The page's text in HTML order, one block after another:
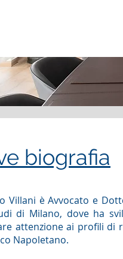
biografia
Villani è Avvocato e
di Milano, dove ha
attenzione ai profili di
Napoletano.